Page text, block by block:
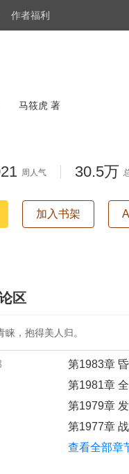
作者福利
马筱虎 著
周人气 30.5万
加入书架
区
，抱得美人归。
第1983章
第1981章
第1979章
第1977章
查看全部章